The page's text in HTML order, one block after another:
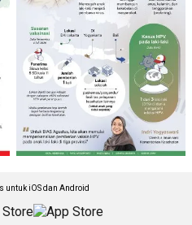
untuk iOS dan Android